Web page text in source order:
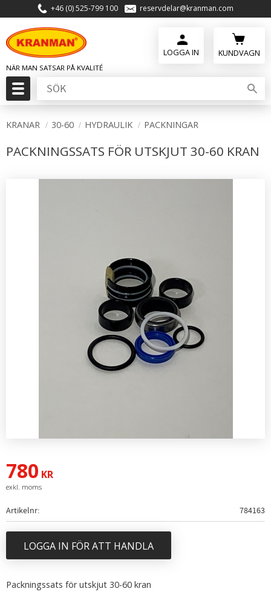
Meny
+46 (0) 525-799 100 reservdelar@kranman.com
KUNDVAGN
KRANAR 30-60 HYDRAULIK PACKNINGAR
PACKNINGSSATS FÖR UTSKJUT 30-60 KRAN
780 KR
Artikelnr 784163
LOGGA IN FÖR ATT HANDLA
Packningssats för utskjut 30-60 kran